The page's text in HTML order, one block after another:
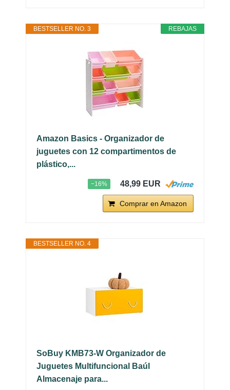
REBAJAS
BESTSELLER NO. 3
Amazon Basics - Organizador de
juguetes con 12 compartimentos de
plástico,...
−16% 48,99 EUR
Comprar en Amazon
BESTSELLER NO. 4
SoBuy KMB73-W Organizador de
Juguetes Multifuncional Baúl
Almacenaje para...